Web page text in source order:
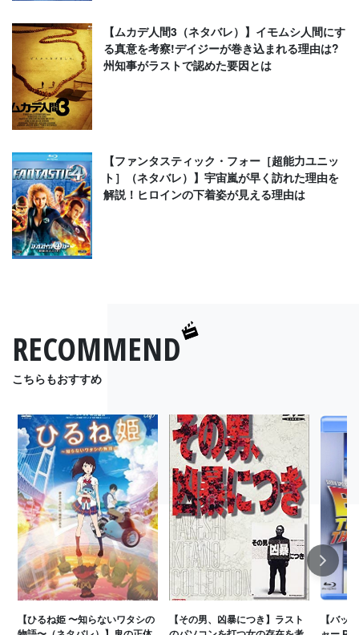
【ムカデ人間3（ネタバレ）】イモムシ人間にす
る真意を考察!デイジーが巻き込まれる理由は?
州知事がラストで認めた要因とは
【ファンタスティック・フォー［超能力ユニッ
ト］（ネタバレ）】宇宙嵐が早く訪れた理由を
解説！ヒロインの下着姿が見える理由は
RECOMMEND
こちらもおすすめ
【ひるね姫 〜知らないワタシの
【その男、凶暴につき】ラスト
【バッ
Next